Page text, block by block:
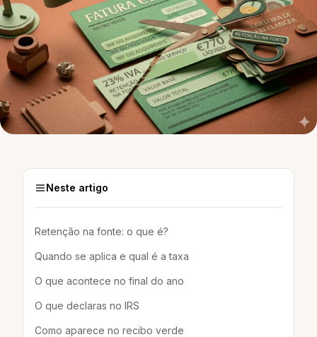
Neste artigo
Retenção na fonte: o que é?
Quando se aplica e qual é a taxa
O que acontece no final do ano
O que declaras no IRS
Como aparece no recibo verde